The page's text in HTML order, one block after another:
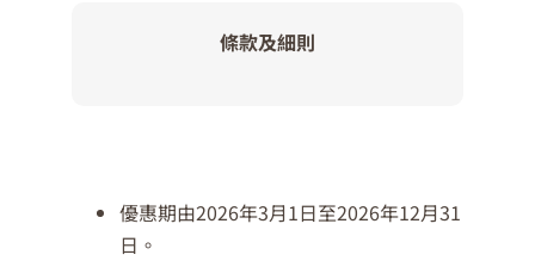
條款及細則
優惠期由2026年3月1日至2026年12月31
日。